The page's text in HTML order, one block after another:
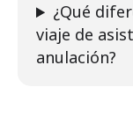
¿Qué
viaje de
anulación?